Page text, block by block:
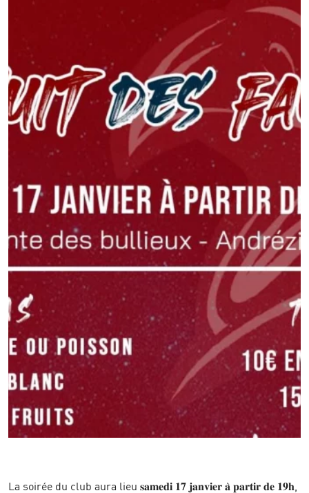
La soirée du clubaura lieu 𝐬𝐚𝐦𝐞𝐝𝐢 𝟏𝟕 𝐣𝐚𝐧𝐯𝐢𝐞𝐫 𝐚̀ 𝐩𝐚𝐫𝐭𝐢𝐫 𝐝𝐞 𝟏𝟗𝐡,